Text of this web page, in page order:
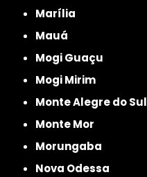
Marília
Mauá
Mogi Guaçu
Mogi Mirim
Monte Alegre do Sul
Monte Mor
Morungaba
Nova Odessa